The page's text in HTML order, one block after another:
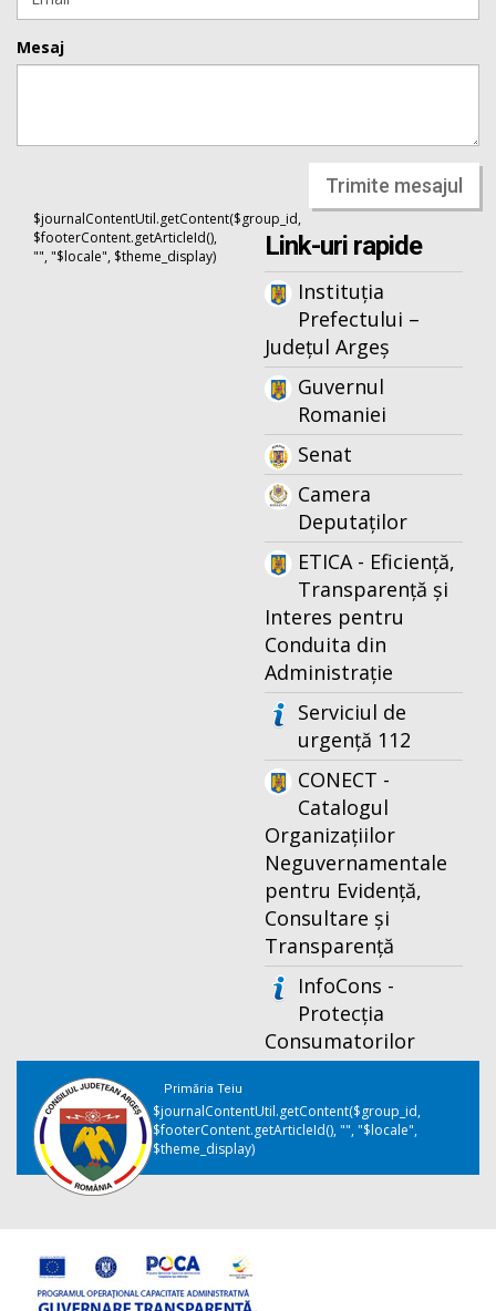
Mesaj
Trimite mesajul
$journalContentUtil.getContent($group_id,
$footerContent.getArticleId(),
"", "$locale", $theme_display)
Link-uri rapide
Instituția
Prefectului –
Județul Argeș
Guvernul
Romaniei
Senat
Camera
Deputaților
ETICA - Eficiență,
Transparență și
Interes pentru
Conduita din
Administrație
Serviciul de
urgență 112
CONECT -
Catalogul
Organizațiilor
Neguvernamentale
pentru Evidență,
Consultare și
Transparență
InfoCons -
Protecția
Consumatorilor
Primăria Teiu
$journalContentUtil.getContent($group_id,
$footerContent.getArticleId(), "", "$locale",
$theme_display)